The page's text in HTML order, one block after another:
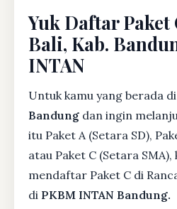
Yuk Daftar Paket
Bali, Kab.
INTAN
Untuk kamu yang berada di
Bandung dan ingin
itu Paket A (Setara SD),
atau Paket C (Setara SMA),
mendaftar Paket C di
di PKBM INTAN Bandung.